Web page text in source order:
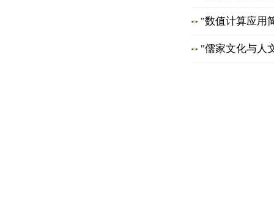
"数值计算应用
"儒家文化与人